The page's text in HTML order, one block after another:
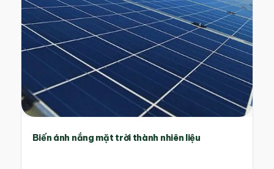
Biến ánh nắng mặt trời thành nhiên liệu